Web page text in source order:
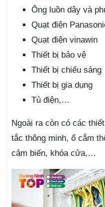
Ống luồn dây và
Quạt điện
Quạt điện vinawin
Thiết bị bảo vệ
Thiết bị chiếu sáng
Thiết bị gia dụng
Tủ điện,…
Ngoài ra còn có các
tắc thông minh, ổ cắm
cảm biến, khóa cửa,…